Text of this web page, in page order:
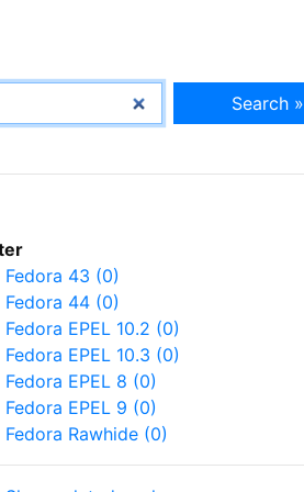
Search »
Fedora 43 (0)
Fedora 44 (0)
Fedora EPEL 10.2 (0)
Fedora EPEL 10.3 (0)
Fedora EPEL 8 (0)
Fedora EPEL 9 (0)
Fedora Rawhide (0)